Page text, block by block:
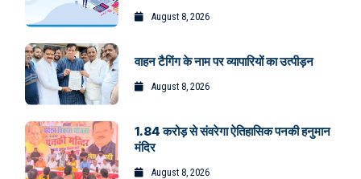
August 8, 2026
वाहन टैगिंग के नाम पर व्यापारियों का उत्पीड़न
August 8, 2026
1.84 करोड़ से संवरेगा ऐतिहासिक पनकी हनुमान
मंदिर
August 8, 2026